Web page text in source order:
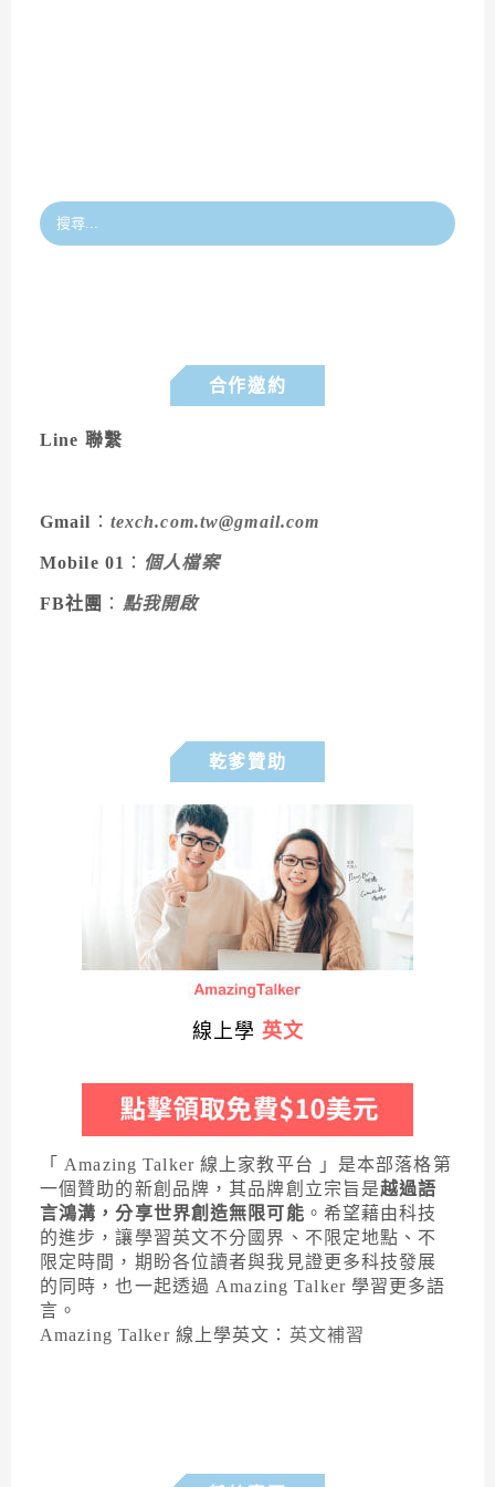
合作邀約
Line 聯繫
Gmail ： texch.com.tw@gmail.com
Mobile 01 ： 個人檔案
FB社團 ： 點我開啟
乾爹贊助
線上學 英文
「 Amazing Talker 線上家教平台 」是本部落格第
一個贊助的新創品牌，其品牌創立宗旨是越過語
言鴻溝，分享世界創造無限可能 。希望藉由科技
的進步，讓學習英文不分國界、不限定地點、不
限定時間，期盼各位讀者與我見證更多科技發展
的同時，也一起透過 Amazing Talker 學習更多語
言。
Amazing Talker 線上學英文： 英文補習